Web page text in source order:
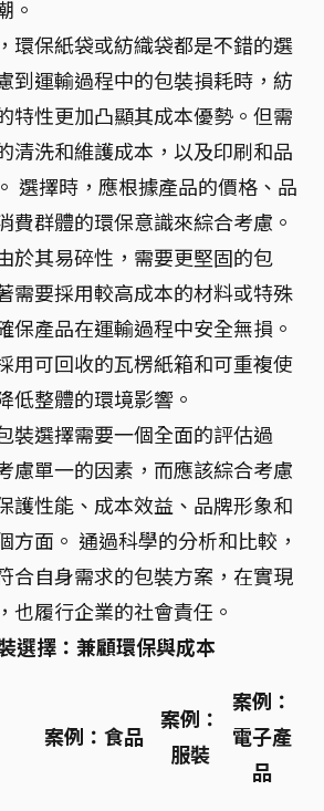
。
環保紙袋或紡織袋都是不錯的選
到運輸過程中的包裝損耗時，紡
特性更加凸顯其成本優勢。但需
清洗和維護成本，以及印刷和品
選擇時，應根據產品的價格、品
費群體的環保意識來綜合考慮。
於其易碎性，需要更堅固的包
需要採用較高成本的材料或特殊
保產品在運輸過程中安全無損。
用可回收的瓦楞紙箱和可重複使
低整體的環境影響。
裝選擇需要一個全面的評估過
慮單一的因素，而應該綜合考慮
護性能、成本效益、品牌形象和
方面。 通過科學的分析和比較，
合自身需求的包裝方案，在實現
也履行企業的社會責任。
選擇：兼顧環保與成本
案例：食品
案例：
服裝
案例：
電子產
品